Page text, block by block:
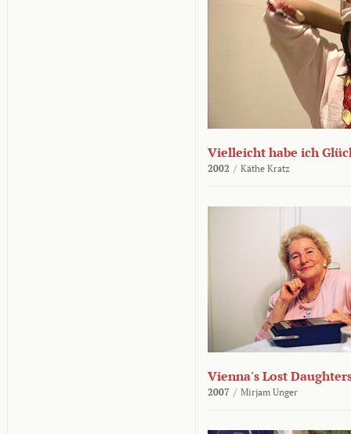
Vielleicht habe ich
2002 / Käthe Kratz
Vienna's Lost
2007 / Mirjam Unger